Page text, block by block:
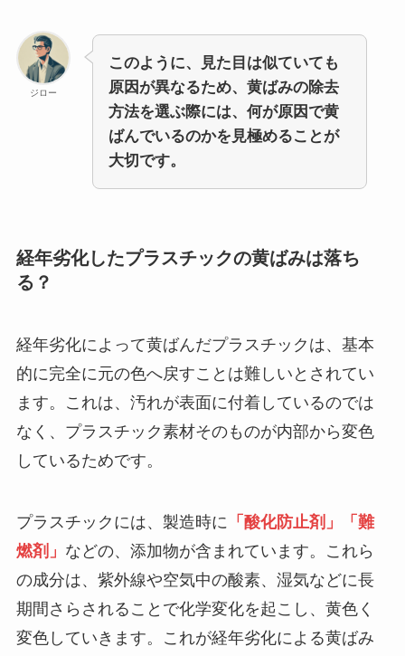
ジロー
このように、見た目は似ていても
原因が異なるため、黄ばみの除去
方法を選ぶ際には、何が原因で黄
ばんでいるのかを見極めることが
大切です。
経年劣化したプラスチックの黄ばみは落ち
る？
経年劣化によって黄ばんだプラスチックは、基本
的に完全に元の色へ戻すことは難しいとされてい
ます。これは、汚れが表面に付着しているのでは
なく、プラスチック素材そのものが内部から変色
しているためです。
プラスチックには、製造時に 「酸化防止剤」「難
燃剤」 などの、添加物が含まれています。これら
の成分は、紫外線や空気中の酸素、湿気などに長
期間さらされることで化学変化を起こし、黄色く
変色していきます。これが経年劣化による黄ばみ